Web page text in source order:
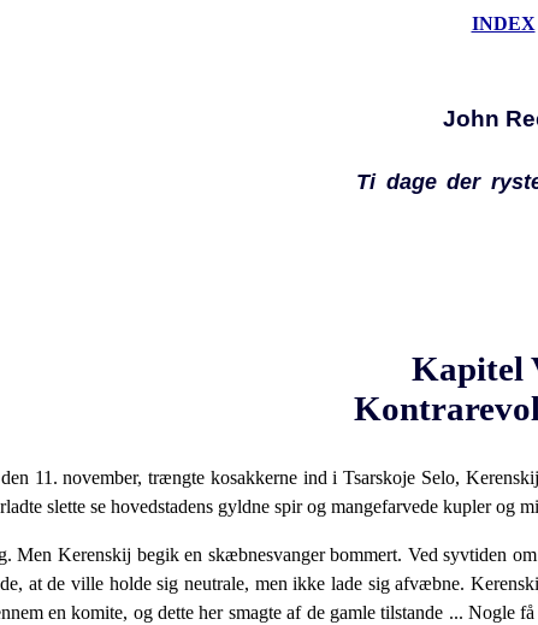
INDEX
John
Ti dage der
Kapitel
11. november, trængte ko­sakkerne ind i Tsarskoje Selo,
slette se hovedstadens gyldne spir og mangefarvede kupler og
Men Kerenskij begik en skæbnesvanger bommert. Ved syvtiden
at de ville holde sig neutrale, men ikke lade sig afvæbne.
en komite, og dette her smagte af de gamle tilstande ...